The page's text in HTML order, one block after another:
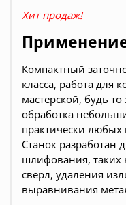
Хит продаж!
Компактный
класса, работа для
мастерской, будь
обработка
практически любых
Станок разработан
шлифования, таких
сверл, удаления
выравнивания